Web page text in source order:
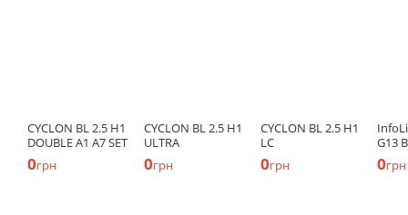
CYCLON BL 2.5 H1
DOUBLE A1 A7 SET
0грн
CYCLON BL 2.5 H1
ULTRA
0грн
CYCLON BL 2.5 H1
LC
0грн
G13
0грн